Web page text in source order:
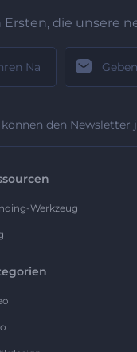
Ersten, die unsere
können den
Werkzeug